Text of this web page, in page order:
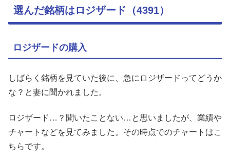
選んだ銘柄はロジザード（4391）
ロジザードの購入
しばらく銘柄を見ていた後に、急にロジザードってどうか
な？と妻に聞かれました。
ロジザード…？聞いたことない…と思いましたが、業績や
チャートなどを見てみました。その時点でのチャートはこ
ちらです。